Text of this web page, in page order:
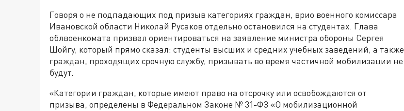
Говоря о не подпадающих под призыв категориях граждан, врио военного комиссара
Ивановской области Николай Русаков отдельно остановился на студентах. Глава
облвоенкомата призвал ориентироваться на заявление министра обороны Сергея
Шойгу, который прямо сказал: студенты высших и средних учебных заведений, а также
граждан, проходящих срочную службу, призывать во время частичной мобилизации не
будут.
«Категории граждан, которые имеют право на отсрочку или освобождаются от
призыва, определены в Федеральном Законе № 31-ФЗ «О мобилизационной